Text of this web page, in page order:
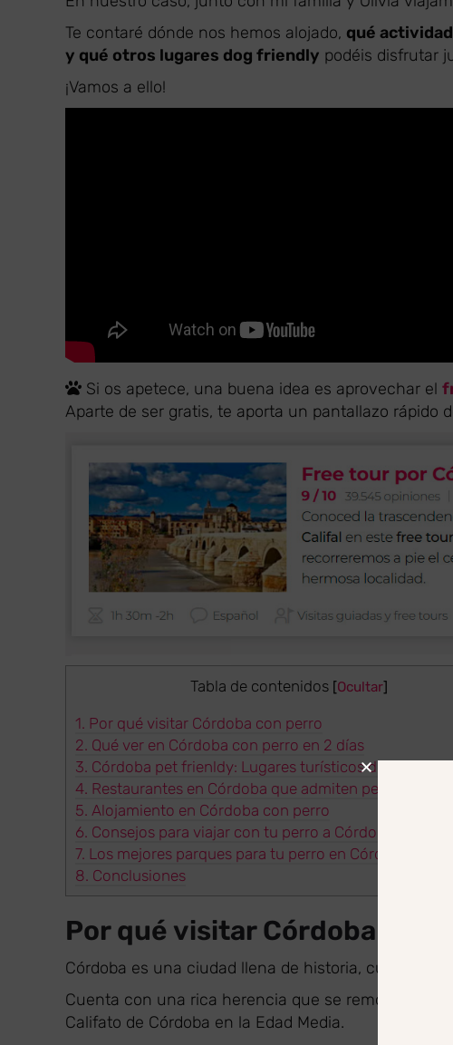
Te contaré dónde nos hemos alojado, qué
y qué otros lugares dog friendly podéis disfrutar
¡Vamos a ello!
Si os apetece, una buena idea es aprovechar el
Aparte de ser gratis, te aporta un pantallazo rápido
Tabla de contenidos Ocultar
1. Por qué visitar Córdoba con perro
2. Qué ver en Córdoba con perro en 2 días
3. Córdoba pet frienldy: Lugares turísticos donde ir
4. Restaurantes en Córdoba que admiten perros
5. Alojamiento en Córdoba con perro
6. Consejos para viajar con tu perro a Córdoba,
7. Los mejores parques para tu perro en Córdoba,
8. Conclusiones
Por qué visitar Córdoba con
Córdoba es una ciudad llena de historia, cultura y
Cuenta con una rica herencia que se remonta a la
Califato de Córdoba en la Edad Media.